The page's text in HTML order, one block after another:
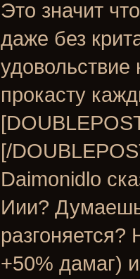
Это значит
даже без
прокасту
[/
Daimonidlo
Иии?
+50% дамаг)